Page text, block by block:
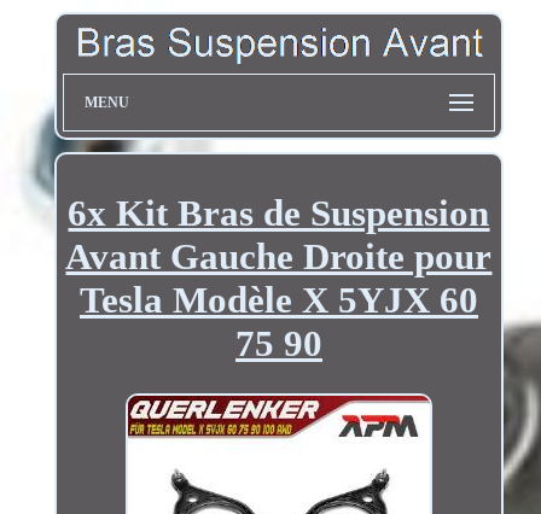
MENU
6x Kit Bras de Suspension
Avant Gauche Droite pour
Tesla Modèle X 5YJX 60
75 90